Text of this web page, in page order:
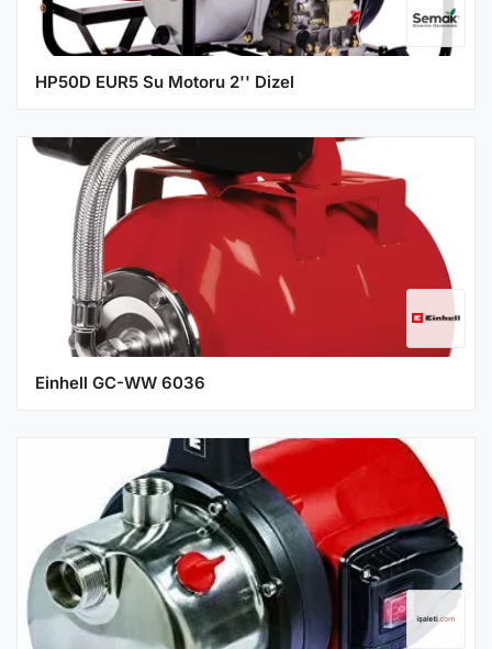
HP50D EUR5 Su Motoru 2'' Dizel
Einhell GC-WW 6036